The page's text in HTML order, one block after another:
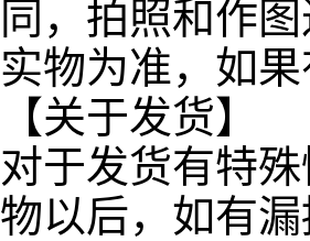
同，拍照和作
实物为准，如
【关于发货】
对于发货有特
物以后，如有